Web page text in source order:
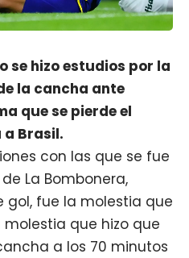
se hizo estudios por la
la cancha ante
que se pierde el
a Brasil.
con las que se fue
La Bombonera,
fue la molestia que
molestia que hizo que
a los 70 minutos